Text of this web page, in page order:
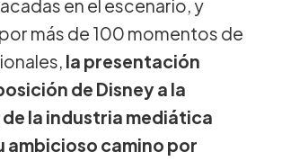
en el escenario, y
más de 100 momentos de
la presentación
de Disney a la
la industria mediática
ambicioso camino por